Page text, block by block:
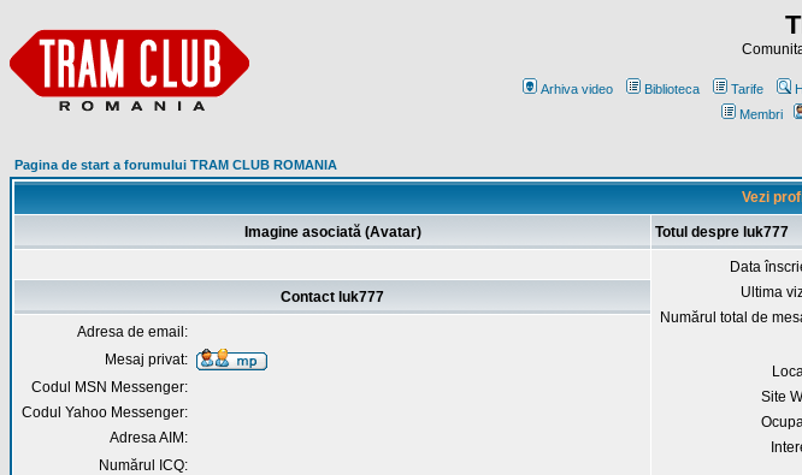
Arhiva video Biblioteca Tarife
Membri
Pagina de start a forumului TRAM CLUB ROMANIA
Vezi
Imagine asociată (Avatar) Totul despre luk777
Data
Ultima
Numărul total de
Site
Contact luk777
Adresa de email:
Mesaj privat:
Codul MSN Messenger:
Codul Yahoo Messenger:
Adresa AIM:
Numărul ICQ: